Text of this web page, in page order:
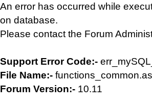
An error has occurred while
on database.
Please contact the Forum
Support Error Code:-
File Name:-
Forum Version:- 10.11